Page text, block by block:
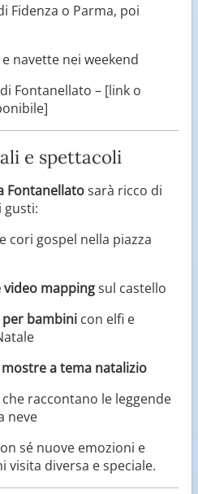
Fidenza o Parma, poi
navette nei weekend
Fontanellato – [link o
e spettacoli
Fontanellatosarà ricco di
e cori gospel nella piazza
video mappingsul castello
bambini con elfi e
a tema natalizio
che raccontano le leggende
neve
sé nuove emozioni e
diversa e speciale.